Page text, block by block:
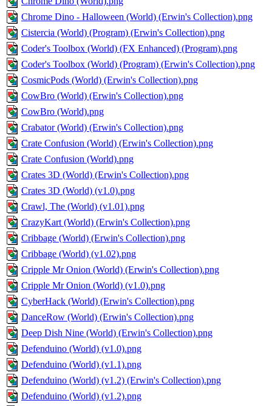
Chrome Dino - Halloween (World) (Erwin's Collection).png
Cistercia (World) (Program) (Erwin's Collection).png
Coder's Toolbox (World) (FX Enhanced) (Program).png
Coder's Toolbox (World) (Program) (Erwin's Collection).png
CosmicPods (World) (Erwin's Collection).png
CowBro (World) (Erwin's Collection).png
CowBro (World).png
Crabator (World) (Erwin's Collection).png
Crate Confusion (World) (Erwin's Collection).png
Crate Confusion (World).png
Crates 3D (World) (Erwin's Collection).png
Crates 3D (World) (v1.0).png
Crawl, The (World) (v1.01).png
CrazyKart (World) (Erwin's Collection).png
Cribbage (World) (Erwin's Collection).png
Cribbage (World) (v1.02).png
Cripple Mr Onion (World) (Erwin's Collection).png
Cripple Mr Onion (World) (v1.0).png
CyberHack (World) (Erwin's Collection).png
DanceRow (World) (Erwin's Collection).png
Deep Dish Nine (World) (Erwin's Collection).png
Defenduino (World) (v1.0).png
Defenduino (World) (v1.1).png
Defenduino (World) (v1.2) (Erwin's Collection).png
Defenduino (World) (v1.2).png